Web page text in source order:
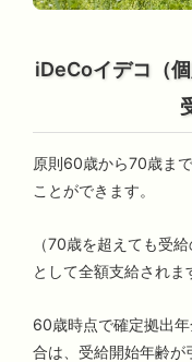
iDeCoイデコ（
原則60歳から70歳ま
ことができます。
（70歳を超えても受
として全額支給されま
60歳時点で確定拠出
合は、受給開始年齢が